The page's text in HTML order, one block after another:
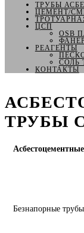
ТРУБЫ
ЦЕМЕНТ/
ЦСП
OSB
РЕАГЕНТЫ
СОЛЬ
КОНТАКТЫ
ТРУБЫ
Безнапорные